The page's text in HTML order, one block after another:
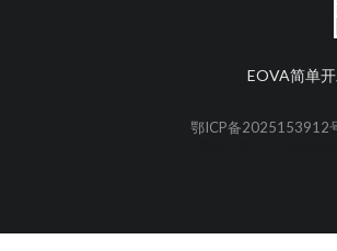
EOVA简单
鄂ICP备2025153912